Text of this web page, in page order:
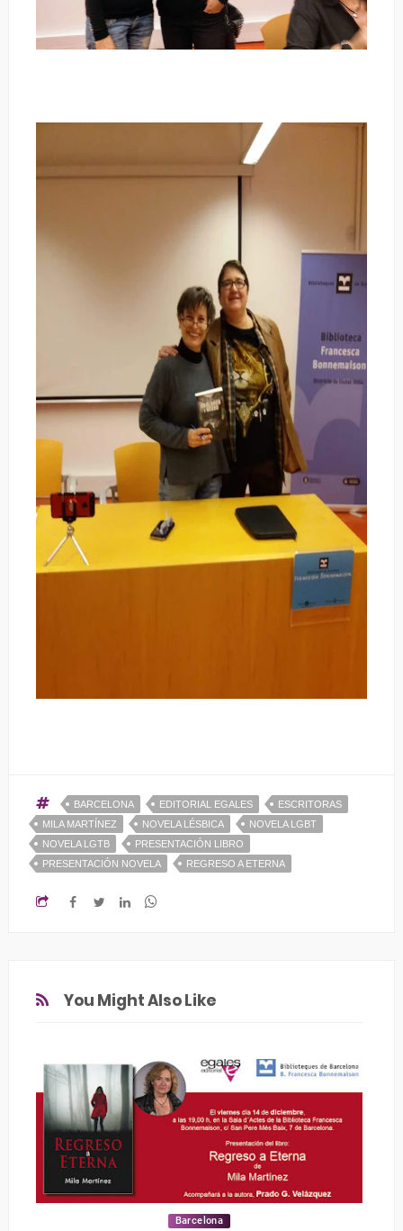
BARCELONA EDITORIAL EGALES
ESCRITORAS
MILA MARTÍNEZ
NOVELA LÉSBICA
NOVELA LGBT
NOVELA LGTB
PRESENTACIÓN LIBRO
PRESENTACIÓN NOVELA
REGRESO A ETERNA
You Might Also Like
Barcelona